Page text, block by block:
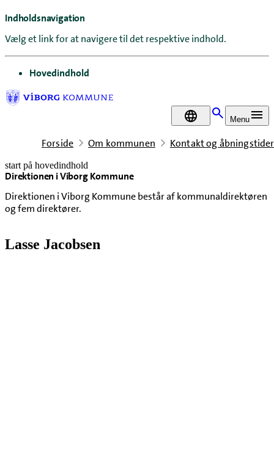
Indholdsnavigation
Vælg et link for at navigere til det respektive indhold.
gå til
Hovedindhold
DA Menu
Forside Om kommunen Kontakt og åbningstider
start på hovedindhold
Direktionen i Viborg Kommune
Direktionen i Viborg Kommune består af kommunaldirektøren
og fem direktører.
senest opdateret 19. december 2024
Lasse Jacobsen